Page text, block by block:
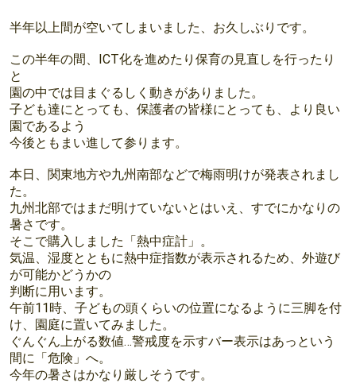
半年以上間が空いてしまいました、お久しぶりです。
この半年の間、ICT化を進めたり保育の見直しを行ったり
と
園の中では目まぐるしく動きがありました。
子ども達にとっても、保護者の皆様にとっても、より良い
園であるよう
今後ともまい進して参ります。
本日、関東地方や九州南部などで梅雨明けが発表されまし
た。
九州北部ではまだ明けていないとはいえ、すでにかなりの
暑さです。
そこで購入しました「熱中症計」。
気温、湿度とともに熱中症指数が表示されるため、外遊び
が可能かどうかの
判断に用います。
午前11時、子どもの頭くらいの位置になるように三脚を付
け、園庭に置いてみました。
ぐんぐん上がる数値…警戒度を示すバー表示はあっという
間に「危険」へ。
今年の暑さはかなり厳しそうです。